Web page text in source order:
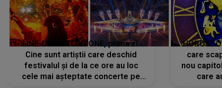
LINE-UP UNTOLD ONE, prima zi.
Cine sunt artiștii care deschid
festivalul și de la ce ore au loc
cele mai așteptate concerte pe
care
nou
care